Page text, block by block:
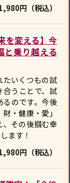
円（税込）
を変える】今
と乗り越える
たいくつもの試
合うことで、試
るのです。今後
・健康・愛」
、その後掴む幸
ます！
円（税込）